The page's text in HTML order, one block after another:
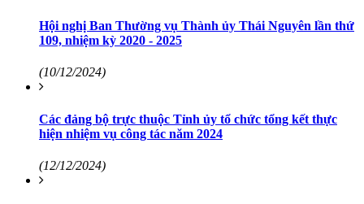
Hội nghị Ban Thường vụ Thành ủy Thái Nguyên lần thứ
109, nhiệm kỳ 2020 - 2025
(10/12/2024)
Các đảng bộ trực thuộc Tỉnh ủy tổ chức tổng kết thực
hiện nhiệm vụ công tác năm 2024
(12/12/2024)